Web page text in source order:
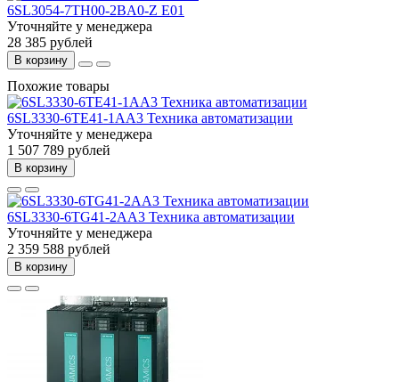
6SL3054-7TH00-2BA0-Z E01
Уточняйте у менеджера
28 385 рублей
В корзину
Похожие товары
6SL3330-6TE41-1AA3 Техника автоматизации
Уточняйте у менеджера
1 507 789 рублей
В корзину
6SL3330-6TG41-2AA3 Техника автоматизации
Уточняйте у менеджера
2 359 588 рублей
В корзину